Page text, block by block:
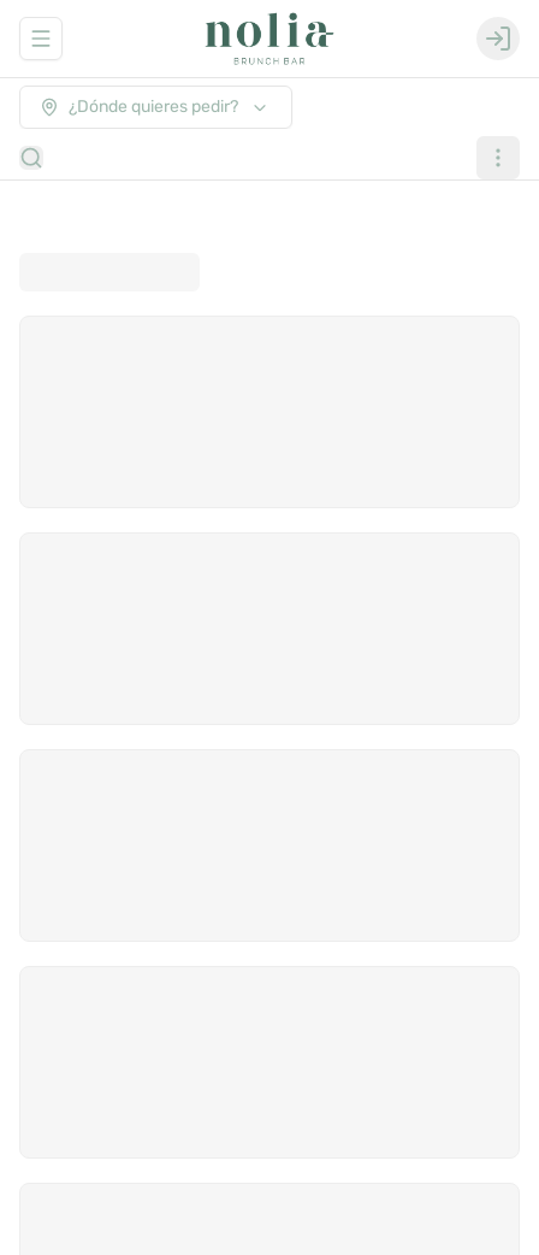
Abrir menu de navegación Login
¿Dónde quieres pedir?